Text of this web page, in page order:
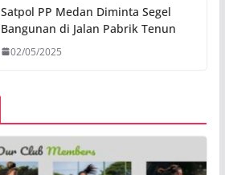
Satpol PP Medan Diminta Segel
Bangunan di Jalan Pabrik Tenun
02/05/2025